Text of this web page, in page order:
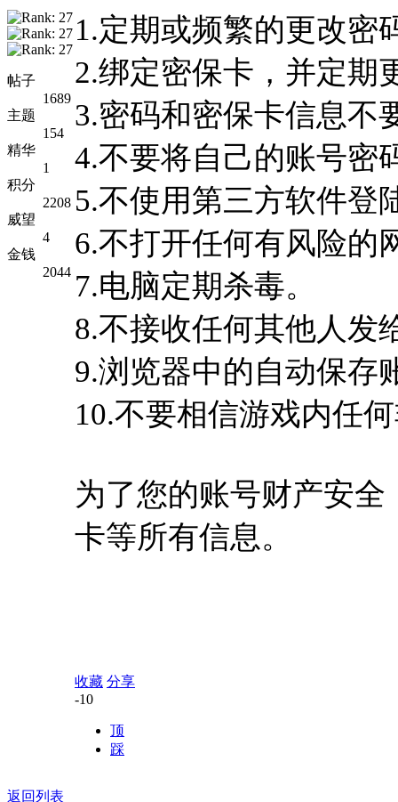
帖子
1689
主题
154
精华
1
积分
2208
威望
4
金钱
2044
1.定期或频繁的更改密
2.绑定密保卡，并定期
3.密码和密保卡信息不
4.不要将自己的账号密
5.不使用第三方软件登
6.不打开任何有风险的
7.电脑定期杀毒。
8.不接收任何其他人发
9.浏览器中的自动保存
10.不要相信游戏内任
为了您的账号财产安
卡等所有信息。
收藏 分享
-10
顶
踩
返回列表